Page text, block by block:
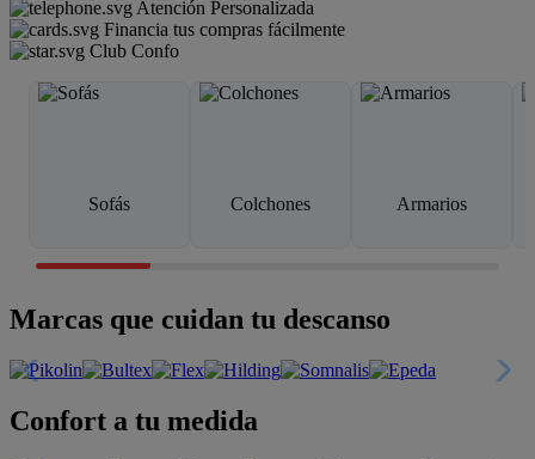
Atención Personalizada
Financia tus compras fácilmente
Club Confo
Sofás Colchones Armarios
Marcas que cuidan tu descanso
Confort a tu medida